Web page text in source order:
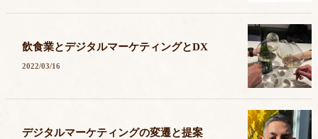
飲食業とデジタルマーケティングとDX
2022/03/16
デジタルマーケティングの変遷と提案